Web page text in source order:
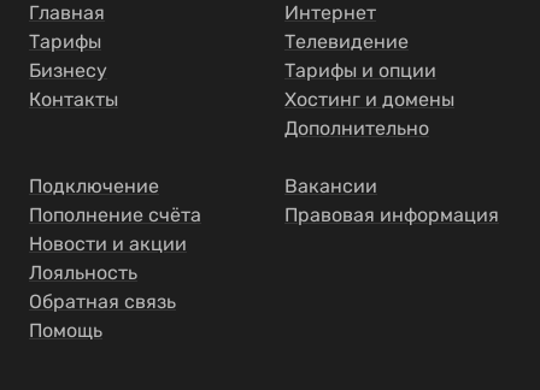
Главная
Тарифы
Бизнесу
Контакты
Интернет
Телевидение
Тарифы и опции
Хостинг и домены
Дополнительно
Подключение
Пополнение счёта
Новости и акции
Лояльность
Обратная связь
Помощь
Вакансии
Правовая информация